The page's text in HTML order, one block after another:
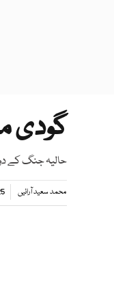
گودی
حالیہ جنگ کے
محمد سعید آرائیں